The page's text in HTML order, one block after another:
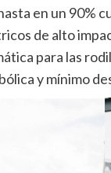
en un 90%
de alto
para las
y mínimo